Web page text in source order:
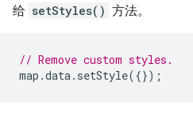
给 setStyles() 方法。
// Remove custom styles.
map .data. setStyle({});